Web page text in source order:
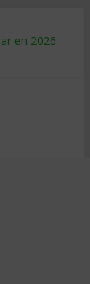
en 2026
hacer
y venderle